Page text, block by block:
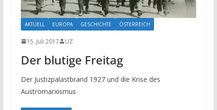
AKTUELL EUROPA GESCHICHTE ÖSTERREICH
15. Juli 2017 UZ
Der blutige Freitag
Der Justizpalastbrand 1927 und die Krise des
Austromarxismus